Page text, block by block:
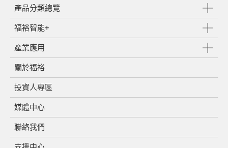
產品分類總覽
福裕智能+
產業應用
關於福裕
投資人專區
媒體中心
聯絡我們